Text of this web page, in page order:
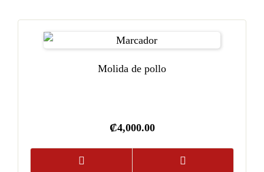
Molida de pollo
₡4,000.00